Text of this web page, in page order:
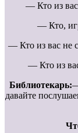
— Кто из вас
— Кто,
— Кто из вас не
— Кто из
Библиотекарь:
давайте